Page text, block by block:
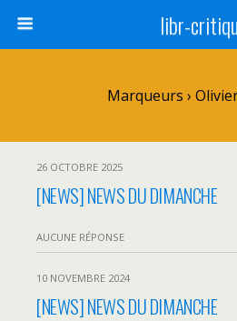
libr-
Marqueurs ›
26 OCTOBRE 2025
[NEWS] NEWS DU DIMANCHE
AUCUNE RÉPONSE
10 NOVEMBRE 2024
[NEWS] NEWS DU DIMANCHE